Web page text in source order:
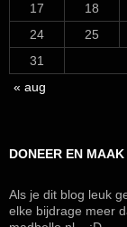
17
18
24
25
31
« aug
DONEER EN
Als je dit blog leuk
elke bijdrage meer